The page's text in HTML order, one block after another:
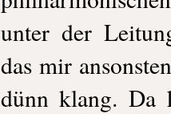
unter der
das mir
dünn klang. Da